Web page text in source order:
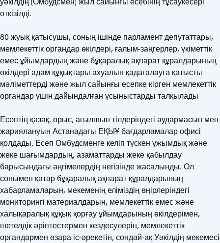
өткізілді.
80 жуық қатысушы, соның ішінде парламент депутаттары,
мемлекеттік органдар өкілдері, ғалым-заңгерлер, үкіметтік
емес ұйымдардың және бұқаралық ақпарат құралдарының
өкілдері адам құқықтары ахуалын қадағалауға қатысты
мәліметтерді және жыл сайынғы есепке кірген мемлекеттік
органдар үшін дайындалған ұсыныстарды талқылады
Есептің қазақ, орыс, ағылшын тілдеріндегі аудармасын мен
жариялануын Астанадағы ЕҚЫҰ бағдарламалар офисі
қолдады. Есеп Омбудсменге келіп түскен ұжымдық және
жеке шағымдардың, азаматтарды жеке қабылдау
барысындағы әңгімелердің негізінде жасалынды. Ол
сонымен қатар бұқаралық ақпарат құралдарының
хабарламаларын, мекеменің еліміздің өңірлеріндегі
мониторингі материалдарын, мемлекеттік емес және
халықаралық құқық қорғау ұйымдарының өкілдерімен,
шетелдік әріптестермен кездесулерін, мемлекеттік
органдармен өзара іс-әрекетін, сондай-ақ Уәкілдің мекемесі